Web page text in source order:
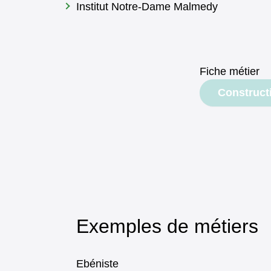
Institut Notre-Dame Malmedy
Fiche métier
Document
Exemples de métiers
Ebéniste